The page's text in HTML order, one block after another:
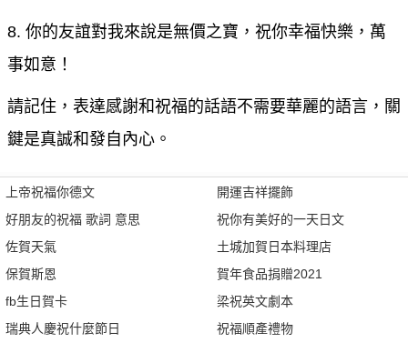
8. 你的友誼對我來說是無價之寶，祝你幸福快樂，萬
事如意！
請記住，表達感謝和祝福的話語不需要華麗的語言，關
鍵是真誠和發自內心。
上帝祝福你德文
好朋友的祝福 歌詞 意思
佐賀天氣
保賀斯恩
fb生日賀卡
瑞典人慶祝什麼節日
開運吉祥擺飾
祝你有美好的一天日文
土城加賀日本料理店
賀年食品捐贈2021
梁祝英文劇本
祝福順產禮物